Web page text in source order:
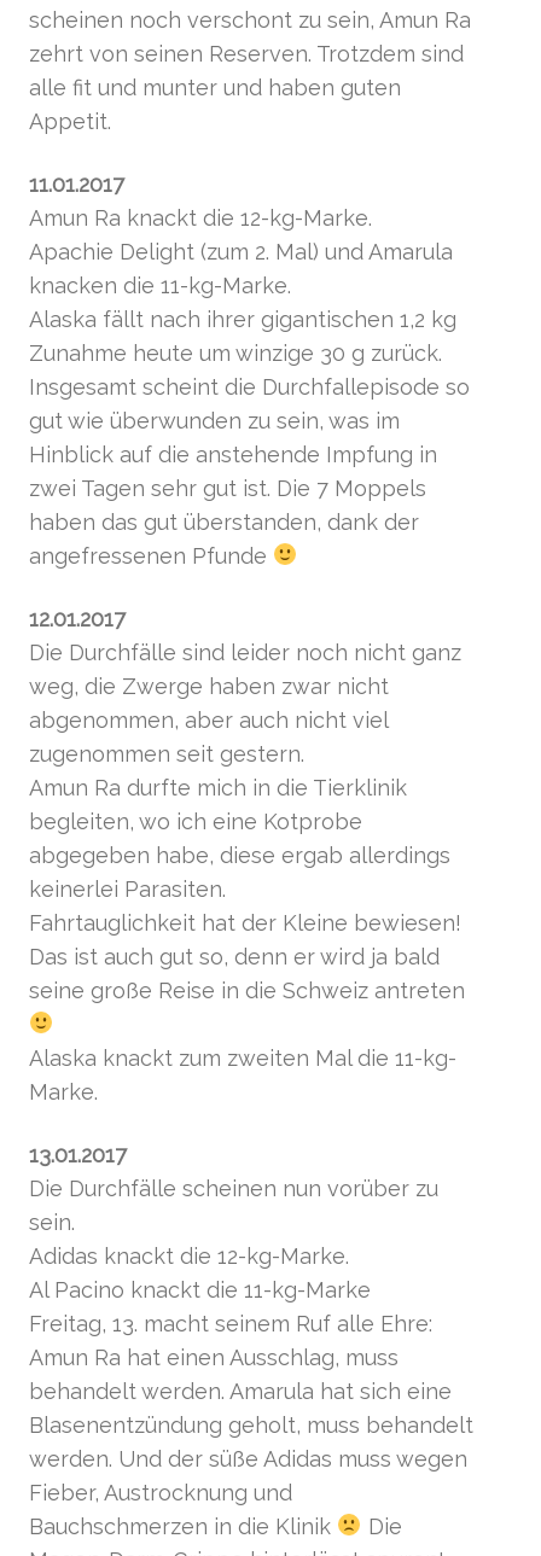
scheinen noch verschont zu sein, Amun Ra
zehrt von seinen Reserven. Trotzdem sind
alle fit und munter und haben guten
Appetit.
11.01.2017
Amun Ra knackt die 12-kg-Marke.
Apachie Delight (zum 2. Mal) und Amarula
knacken die 11-kg-Marke.
Alaska fällt nach ihrer gigantischen 1,2 kg
Zunahme heute um winzige 30 g zurück.
Insgesamt scheint die Durchfallepisode so
gut wie überwunden zu sein, was im
Hinblick auf die anstehende Impfung in
zwei Tagen sehr gut ist. Die 7 Moppels
haben das gut überstanden, dank der
angefressenen Pfunde
12.01.2017
Die Durchfälle sind leider noch nicht ganz
weg, die Zwerge haben zwar nicht
abgenommen, aber auch nicht viel
zugenommen seit gestern.
Amun Ra durfte mich in die Tierklinik
begleiten, wo ich eine Kotprobe
abgegeben habe, diese ergab allerdings
keinerlei Parasiten.
Fahrtauglichkeit hat der Kleine bewiesen!
Das ist auch gut so, denn er wird ja bald
seine große Reise in die Schweiz antreten
Alaska knackt zum zweiten Mal die 11-kg-
Marke.
13.01.2017
Die Durchfälle scheinen nun vorüber zu
sein.
Adidas knackt die 12-kg-Marke.
Al Pacino knackt die 11-kg-Marke
Freitag, 13. macht seinem Ruf alle Ehre:
Amun Ra hat einen Ausschlag, muss
behandelt werden. Amarula hat sich eine
Blasenentzündung geholt, muss behandelt
werden. Und der süße Adidas muss wegen
Fieber, Austrocknung und
Bauchschmerzen in die Klinik
Die